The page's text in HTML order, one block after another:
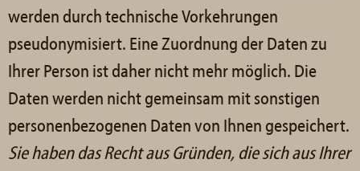
werden durch technische Vorkehrungen
pseudonymisiert. Eine Zuordnung der Daten zu
Ihrer Person ist daher nicht mehr möglich. Die
Daten werden nicht gemeinsam mit sonstigen
personenbezogenen Daten von Ihnen gespeichert.
Sie haben das Recht aus Gründen, die sich aus Ihrer